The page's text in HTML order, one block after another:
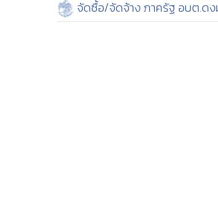
จัดซื้อ/จัดจ้าง ภาครัฐ อบต.ดง